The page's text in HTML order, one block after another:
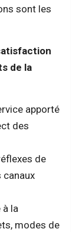
sont les
de la
apporté
des
de
canaux
la
modes de